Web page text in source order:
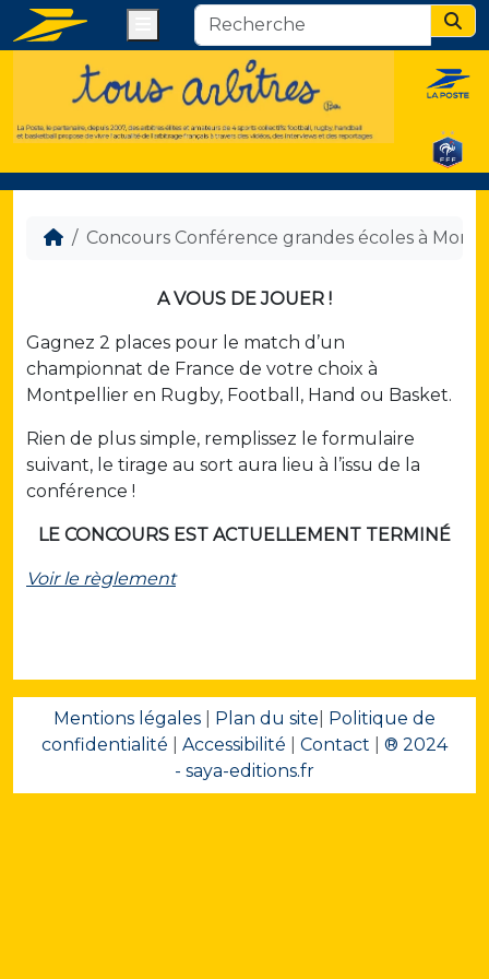
Concours Conférence grandes écoles à
A VOUS DE JOUER !
Gagnez 2 places pour le match d’un
championnat de France de votre choix à
Montpellier en Rugby, Football, Hand ou Basket.
Rien de plus simple, remplissez le formulaire
suivant, le tirage au sort aura lieu à l’issu de la
conférence !
LE CONCOURS EST ACTUELLEMENT TERMINÉ
Voir le règlement
Mentions légales Plan du site
Politique de
confidentialité
Accessibilité Contact
® 2024
- saya-editions.fr